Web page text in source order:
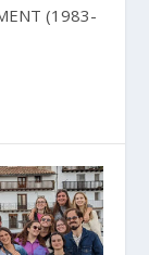
(1983-